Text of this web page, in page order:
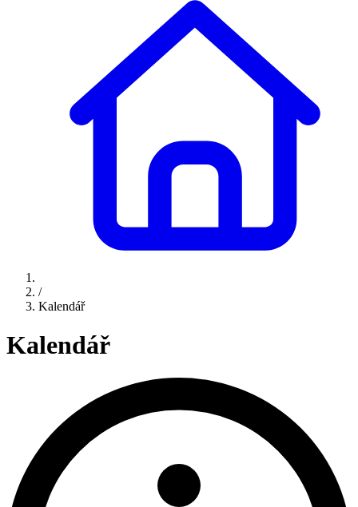
/
Kalendář
Kalendář